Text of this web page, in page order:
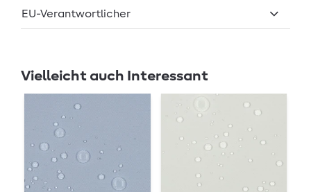
EU-Verantwortlicher
Vielleicht auch Interessant